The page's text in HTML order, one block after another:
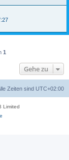
1
Gehe zu
Zeiten sind UTC+02:00
Limited